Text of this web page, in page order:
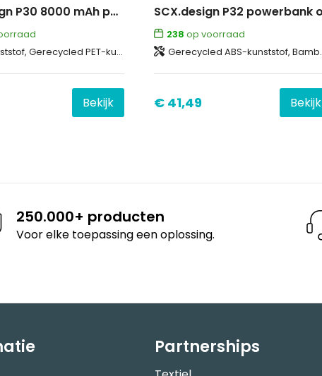
SCX.design P30 8000 mAh powerbank solar met oplichtend logo
Gerecycled PET-kunststof
Bekijk
238 op voorraad
Gerecycled ABS-kunststof, Bamboe, Gerecycled PET-kunststof
€ 41,49 Bekijk
250.000+ producten
Voor elke toepassing een oplossing.
Partnerships